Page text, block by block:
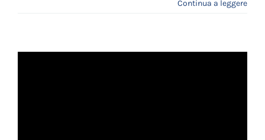
Continua a leggere